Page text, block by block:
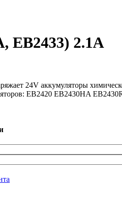
EB2433) 2.1A
24V аккумуляторы
EB2420 EB2430HA